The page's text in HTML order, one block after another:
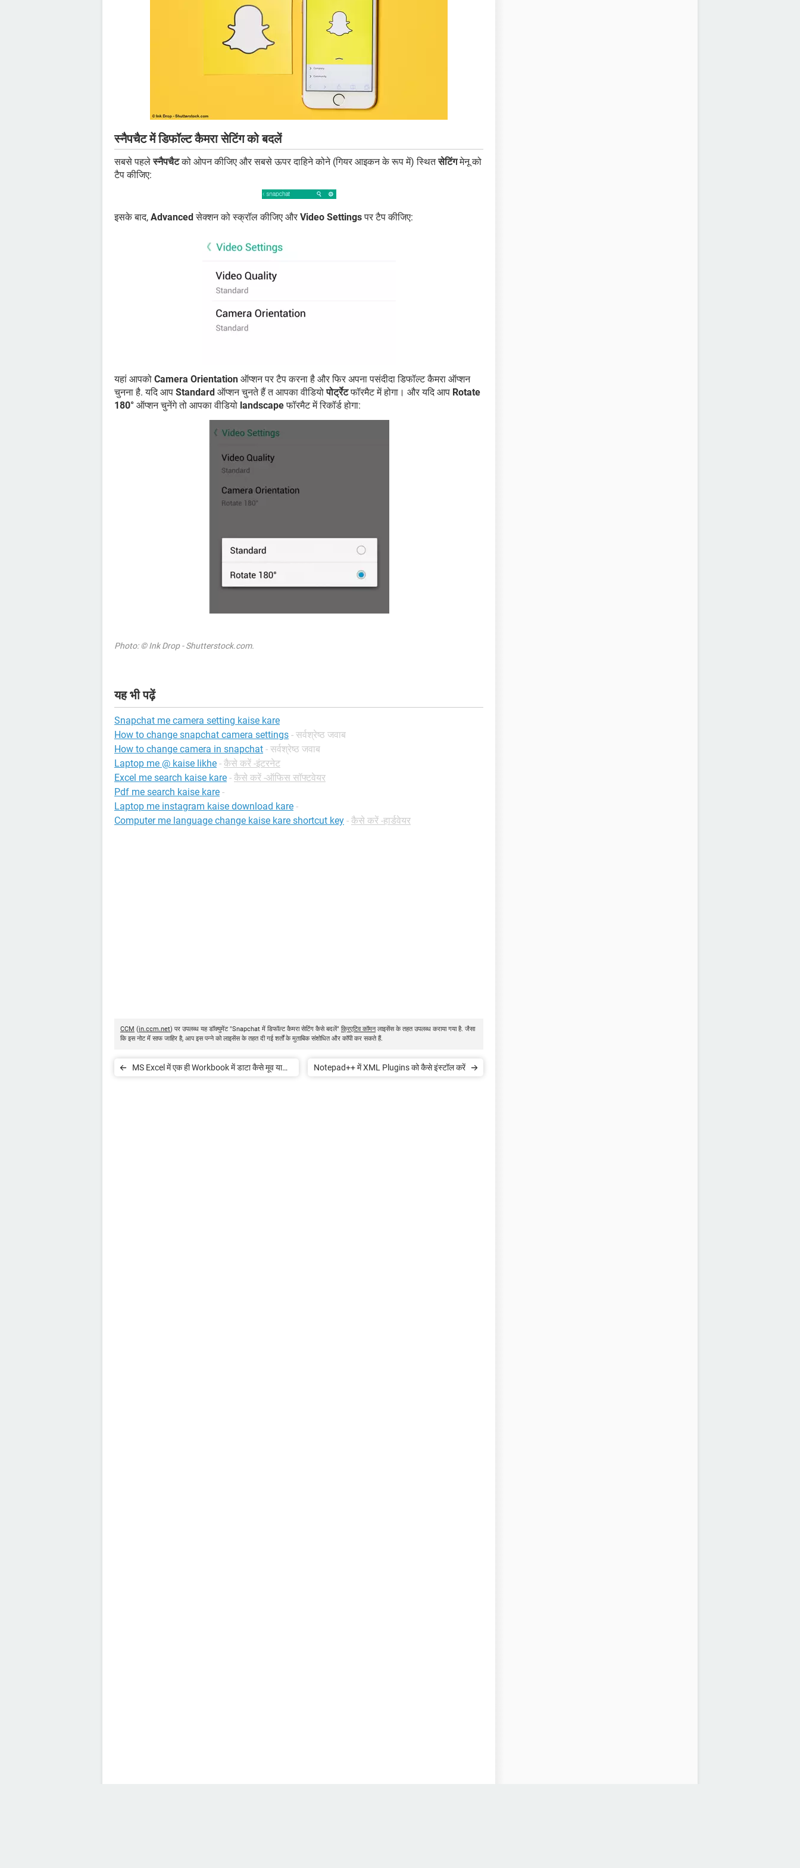
स्नैपचैट में डिफॉल्ट कैमरा सेटिंग को बदलें
सबसे पहलेस्नैपचैटको ओपन कीजिए और सबसे ऊपर दाहिने कोने (गियर आइकन के रूप में) स्थितसेटिंगमेनू को
टैप कीजिए:
इसके बाद, Advanced सेक्शन को स्क्रॉल कीजिए और Video Settingsपर टैप कीजिए:
यहां आपको Camera Orientation ऑप्शन पर टैप करना है और फिर अपना पसंदीदा डिफॉल्ट कैमरा ऑप्शन
चुनना है. यदि आप Standard ऑप्शन चुनते हैं त आपका वीडियोपोर्ट्रेटफॉरमैट में होगा। और यदि आप Rotate
180° ऑप्शन चुनेंगे तो आपका वीडियो landscapeफॉरमैट में रिकॉर्ड होगा:
Photo: © Ink Drop - Shutterstock.com.
यह भी पढ़ें
Snapchat me camera setting kaise kare
How to change snapchat camera settings - सर्वश्रेष्ठ जवाब
How to change camera in snapchat - सर्वश्रेष्ठ जवाब
Laptop me @ kaise likhe - कैसे करें -इंटरनेट
Excel me search kaise kare - कैसे करें -ऑफिस सॉफ्टवेयर
Pdf me search kaise kare -
Laptop me instagram kaise download kare -
Computer me language change kaise kare shortcut key - कैसे करें -हार्डवेयर
CCM (in.ccm.net) पर उपलब्ध यह डॉक्युमेंट "Snapchat में डिफॉल्ट कैमरा सेटिंग कैसे बदलें" क्रिएटिव कॉमनलाइसेंस के तहत उपलब्ध कराया गया है. जैसा
कि इस नोट में साफ जाहिर है, आप इस पन्ने को लाइसेंस के तहत दी गई शर्तों के मुताबिक संशोधित और कॉपी कर सकते हैं.
MS Excel में एक ही Workbook में डाटा कैसे मूव या
Notepad++ में XML Plugins को कैसे इंस्टॉल करें